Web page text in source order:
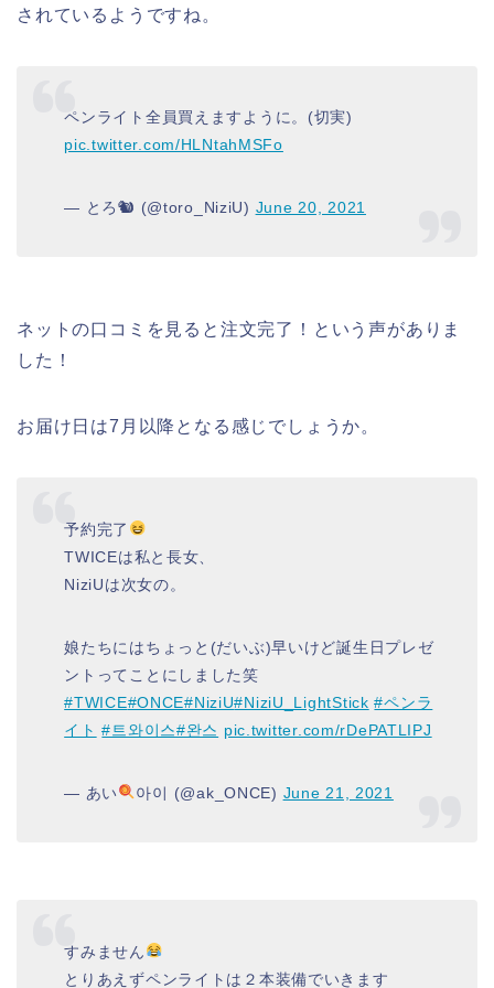
されているようですね。
ペンライト全員買えますように。(切実)
pic.twitter.com/HLNtahMSFo
— とろ🐿 (@toro_NiziU) June 20, 2021
ネットの口コミを見ると注文完了！という声がありま
した！
お届け日は7月以降となる感じでしょうか。
予約完了
TWICEは私と長女、
NiziUは次女の。
娘たちにはちょっと(だいぶ)早いけど誕生日プレゼ
ントってことにしました笑
#TWICE#ONCE#NiziU#NiziU_LightStick #ペンラ
イト #트와이스#완스 pic.twitter.com/rDePATLIPJ
— あい 아이 (@ak_ONCE) June 21, 2021
すみません
とりあえずペンライトは２本装備でいきます